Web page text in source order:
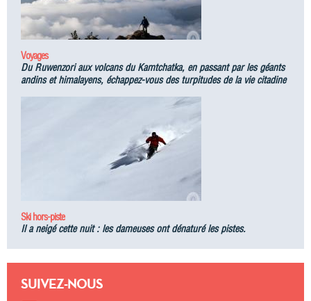
Voyages
Du Ruwenzori aux volcans du Kamtchatka, en passant par les géants
andins et himalayens, échappez-vous des turpitudes de la vie citadine
Ski hors-piste
Il a neigé cette nuit : les dameuses ont dénaturé les pistes.
SUIVEZ-NOUS